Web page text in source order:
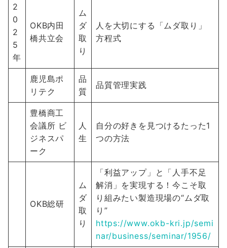
2
0
2
5
年
OKB内田
橋共立会
ム
ダ
取
り
人を大切にする「ムダ取り」
方程式
鹿児島ポ
リテク
品
質
品質管理実践
豊橋商工
会議所 ビ
ジネスパ
ーク
人
生
自分の好きを見つけるたった1
つの方法
OKB総研
ム
ダ
取
り
「利益アップ」と「人手不足
解消」を実現する！今こそ取
り組みたい製造現場の“ムダ取
り”
https://www.okb-kri.jp/semi
nar/business/seminar/1956/